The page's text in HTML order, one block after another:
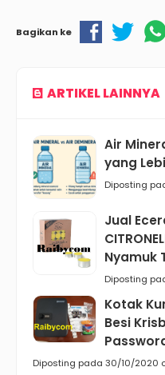
Bagikan ke
ARTIKEL LAINNYA
Air
yang
Diposting
Jual
Nyamuk
Diposting
Kotak
Besi
Diposting pada 30/10/2020